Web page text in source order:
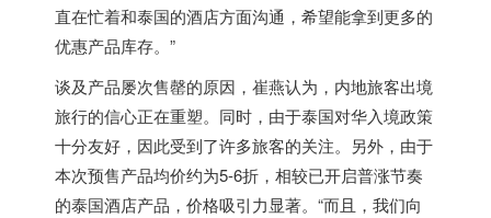
直在忙着和泰国的酒店方面沟通，希望能拿到更多的
优惠产品库存。”
谈及产品屡次售罄的原因，崔燕认为，内地旅客出境
旅行的信心正在重塑。同时，由于泰国对华入境政策
十分友好，因此受到了许多旅客的关注。另外，由于
本次预售产品均价约为5-6折，相较已开启普涨节奏
的泰国酒店产品，价格吸引力显著。“而且，我们向